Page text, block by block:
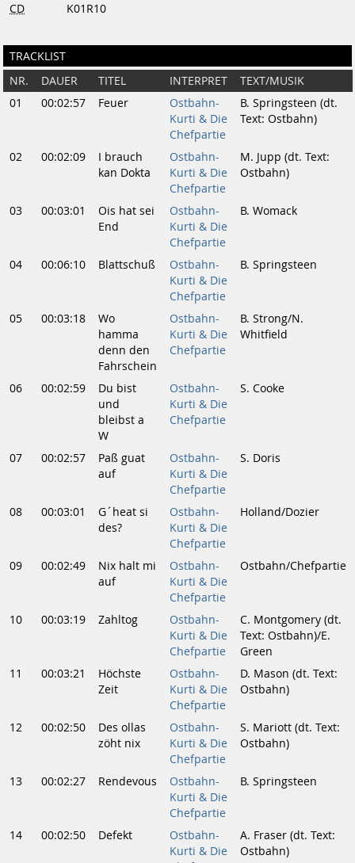
CD
K01R10
TRACKLIST
NR. DAUER TITEL INTERPRET
TEXT/MUSIK
01
00:02:57 Feuer
Ostbahn-
Kurti & Die
Chefpartie
B. Springsteen (dt.
Text: Ostbahn)
02 00:02:09
I brauch
kan Dokta
Ostbahn-
Kurti & Die
Chefpartie
M. Jupp (dt. Text:
Ostbahn)
03 00:03:01
Ois hat sei
End
Ostbahn-
Kurti & Die
Chefpartie
B. Womack
04 00:06:10 Blattschuß
Ostbahn-
Kurti & Die
Chefpartie
B. Springsteen
05 00:03:18
Wo
hamma
denn den
Fahrschein
Ostbahn-
Kurti & Die
Chefpartie
B. Strong/N.
Whitfield
06 00:02:59
Du bist
und
bleibst a
W
Ostbahn-
Kurti & Die
Chefpartie
S. Cooke
07 00:02:57
Paß guat
auf
Ostbahn-
Kurti & Die
Chefpartie
S. Doris
08 00:03:01
G´heat si
des?
Ostbahn-
Kurti & Die
Chefpartie
Holland/Dozier
09 00:02:49
Nix halt mi
auf
Ostbahn-
Kurti & Die
Chefpartie
Ostbahn/Chefpartie
10 00:03:19 Zahltog
Ostbahn-
Kurti & Die
Chefpartie
C. Montgomery (dt.
Text: Ostbahn)/E.
Green
11
00:03:21
Höchste
Zeit
Ostbahn-
Kurti & Die
Chefpartie
D. Mason (dt. Text:
Ostbahn)
12 00:02:50
Des ollas
zöht nix
Ostbahn-
Kurti & Die
Chefpartie
S. Mariott (dt. Text:
Ostbahn)
13 00:02:27 Rendevous
Ostbahn-
Kurti & Die
Chefpartie
B. Springsteen
14 00:02:50 Defekt
Ostbahn-
Kurti & Die
A. Fraser (dt. Text:
Ostbahn)